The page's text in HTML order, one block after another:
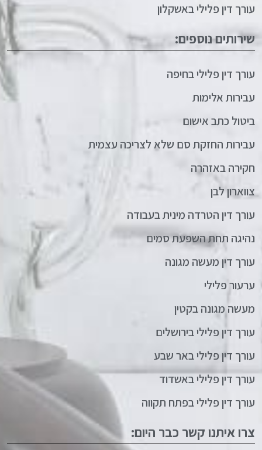
עורך דין פלילי באשקלון
שירותים נוספים:
עורך דין פלילי בחיפה
עבירות אלימות
ביטול כתב אישום
עבירות החזקת סם שלא לצריכה עצמית
חקירה באזהרה
צווארון לבן
עורך דין הטרדה מינית בעבודה
נהיגה תחת השפעת סמים
עורך דין מעשה מגונה
ערעור פלילי
מעשה מגונה בקטין
עורך דין פלילי בירושלים
עורך דין פלילי באר שבע
עורך דין פלילי באשדוד
עורך דין פלילי בפתח תקווה
צרו איתנו קשר כבר היום: